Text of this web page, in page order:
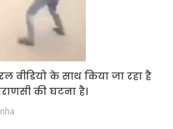
वीडियो के साथ किया जा रहा है
की घटना है।